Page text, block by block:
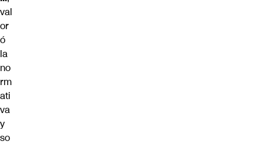
val
or
ó
la
no
rm
ati
va
y
so